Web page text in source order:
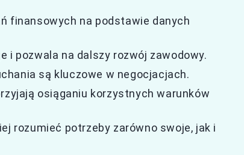
finansowych na podstawie danych
i pozwala na dalszy rozwój zawodowy.
są kluczowe w negocjacjach.
osiąganiu korzystnych warunków
rozumieć potrzeby zarówno swoje, jak i